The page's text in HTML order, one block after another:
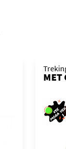
MET